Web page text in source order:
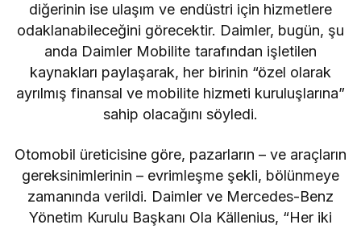
diğerinin ise ulaşım ve endüstri için hizmetlere
odaklanabileceğini görecektir. Daimler, bugün, şu
anda Daimler Mobilite tarafından işletilen
kaynakları paylaşarak, her birinin “özel olarak
ayrılmış finansal ve mobilite hizmeti kuruluşlarına”
sahip olacağını söyledi.
Otomobil üreticisine göre, pazarların – ve araçların
gereksinimlerinin – evrimleşme şekli, bölünmeye
zamanında verildi. Daimler ve Mercedes-Benz
Yönetim Kurulu Başkanı Ola Källenius, “Her iki